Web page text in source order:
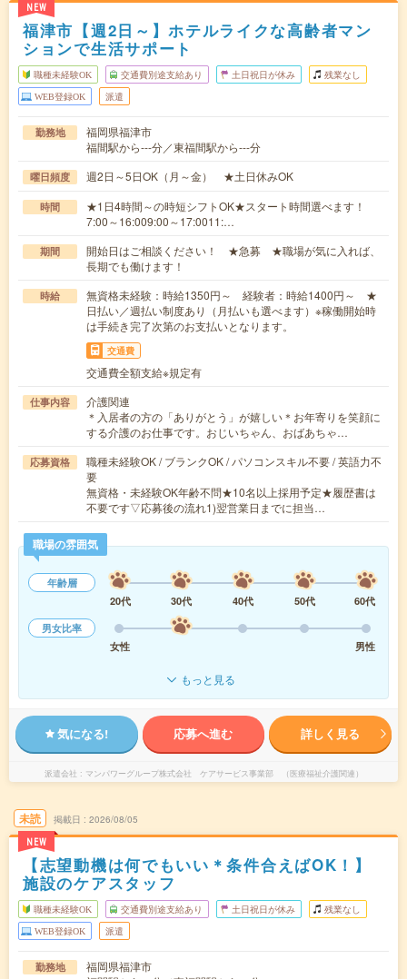
NEW
福津市【週2日～】ホテルライクな高齢者マン
ションで生活サポート
職種未経験OK 交通費別途支給あり 土日祝日が休み 残業なし
WEB登録OK 派遣
勤務地
福岡県福津市
福間駅から---分／東福間駅から---分
曜日頻度 週2日～5日OK（月～金） ★土日休みOK
時間
★1日4時間～の時短シフトOK★スタート時間選べます！
7:00～16:009:00～17:0011:…
期間
開始日はご相談ください！ ★急募 ★職場が気に入れば、
長期でも働けます！
時給
無資格未経験：時給1350円～ 経験者：時給1400円～ ★
日払い／週払い制度あり（月払いも選べます）※稼働開始時
は手続き完了次第のお支払いとなります。
交通費
交通費全額支給※規定有
仕事内容
介護関連
＊入居者の方の「ありがとう」が嬉しい＊お年寄りを笑顔に
する介護のお仕事です。おじいちゃん、おばあちゃ…
応募資格
職種未経験OK / ブランクOK / パソコンスキル不要 / 英語力不
要
無資格・未経験OK年齢不問★10名以上採用予定★履歴書は
不要です▽応募後の流れ1)翌営業日までに担当…
職場の雰囲気
年齢層
20代
30代 40代 50代
60代
男女比率
女性
男性
もっと見る
気になる! 応募へ進む 詳しく見る
派遣会社 マンパワーグループ株式会社 ケアサービス事業部 （医療福祉介護関連）
未読
NEW
掲載日 2026/08/05
【志望動機は何でもいい＊条件合えばOK！】
施設のケアスタッフ
職種未経験OK 交通費別途支給あり 土日祝日が休み 残業なし
WEB登録OK 派遣
勤務地
福岡県福津市